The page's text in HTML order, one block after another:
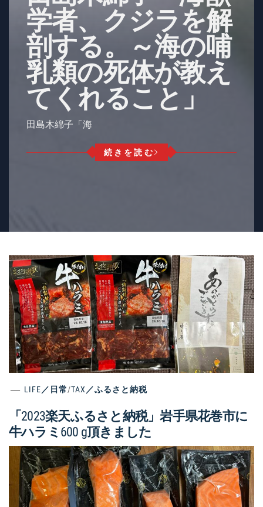
学者、クジラを解
剖する。～海の哺
乳類の死体が教え
てくれること」
田島木綿子「海
続きを読む
LIFE／日常/TAX／ふるさと納税
「2023楽天ふるさと納税」岩手県花巻市に
牛ハラミ600 g頂きました